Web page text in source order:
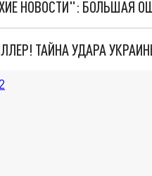
ТАЙНА УДАРА